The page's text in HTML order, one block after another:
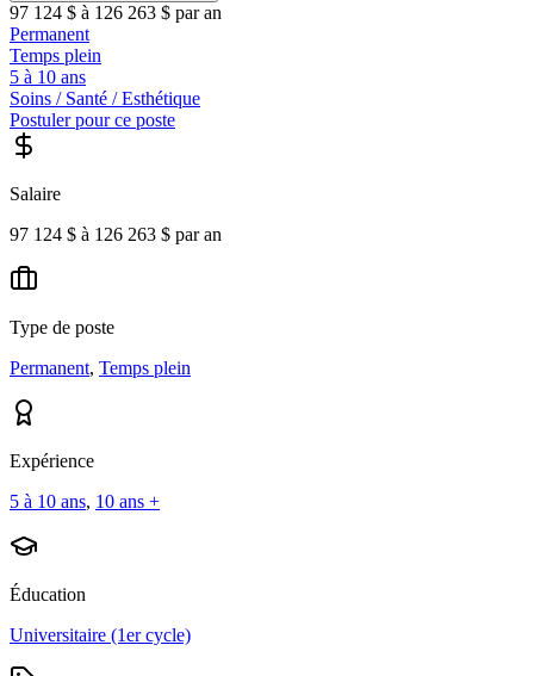
97 124 $ à 126 263 $ par an
Permanent
Temps plein
5 à 10 ans
Soins / Santé / Esthétique
Postuler pour ce poste
Salaire
97 124 $ à 126 263 $ par an
Type de poste
Permanent, Temps plein
Expérience
5 à 10 ans, 10 ans +
Éducation
Universitaire (1er cycle)